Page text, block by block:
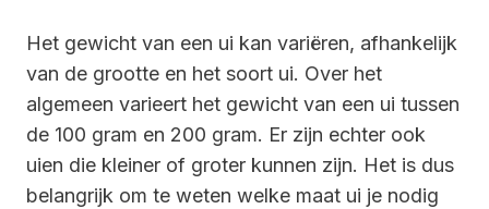
Het gewicht van een ui kan variëren, afhankelijk
van de grootte en het soort ui. Over het
algemeen varieert het gewicht van een ui tussen
de 100 gram en 200 gram. Er zijn echter ook
uien die kleiner of groter kunnen zijn. Het is dus
belangrijk om te weten welke maat ui je nodig